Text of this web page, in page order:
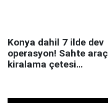
Konya dahil 7 ilde dev
operasyon! Sahte araç
kiralama çetesi